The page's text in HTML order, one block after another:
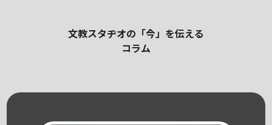
文教スタヂオの「今」を伝える
コラム